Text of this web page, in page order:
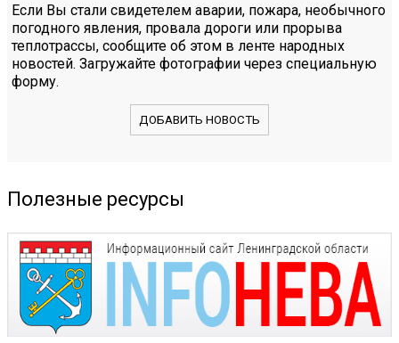
Если Вы стали свидетелем аварии, пожара, необычного
погодного явления, провала дороги или прорыва
теплотрассы, сообщите об этом в ленте народных
новостей. Загружайте фотографии через специальную
форму.
ДОБАВИТЬ НОВОСТЬ
Полезные ресурсы